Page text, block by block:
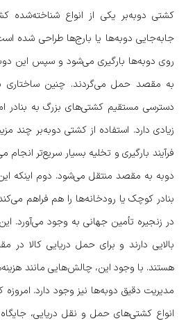
کشتی دوبه‌بر یکی از انواع شناخته‌شده
جابه‌جایی دوبه‌ها یا بارج‌ها طراحی شده
روی دوبه‌ها بارگیری می‌شود و سپس این
به مقصد حمل می‌گردند. چنین ساختاری
دسترسی مستقیم کشتی‌های بزرگ به بنادر
زیادی دارد. استفاده از کشتی دوبه‌بر چند
فرآیند بارگیری و تخلیه بسیار سریع‌تر انجام
دوبه به مقصد منتقل می‌شود. دوم اینکه
بنادر کوچک یا رودخانه‌ها را هم فراهم
در زنجیره تأمین جهانی به وجود می‌آورد.
بالایی دارند و برای حمل دریایی کالا در
هستند. با وجود این، چالش‌هایی مانند
مدیریت دقیق دوبه‌ها نیز وجود دارد. امروزه
انواع کشتی‌های حمل و نقل دریایی،